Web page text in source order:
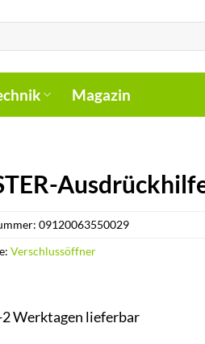
Magazin
2 Werktagen lieferbar
09120063550029
Verschlussöffner